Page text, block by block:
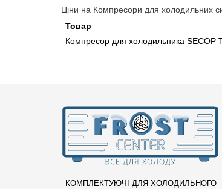
113 (1)
1172 (2)
118 (1)
(1)
120 (1)
Ціни на Компресори для холодильних
Товар
Компресор для холодильника SECOP
КОМПЛЕКТУЮЧІ ДЛЯ ХОЛОДИЛЬНОГО